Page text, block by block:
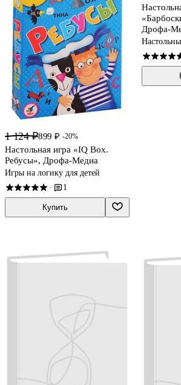
1 124 ₽899 ₽ -20%
Настольная игра «IQ Boх.
Ребусы», Дрофа-Медиа
Игры на логику для детей
· 1
Купить
Дрофа-